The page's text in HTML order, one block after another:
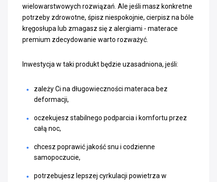
wielowarstwowych rozwiązań. Ale jeśli masz konkretne
potrzeby zdrowotne, śpisz niespokojnie, cierpisz na bóle
kręgosłupa lub zmagasz się z alergiami - materace
premium zdecydowanie warto rozważyć.
Inwestycja w taki produkt będzie uzasadniona, jeśli:
zależy Ci na długowieczności materaca bez
deformacji,
oczekujesz stabilnego podparcia i komfortu przez
całą noc,
chcesz poprawić jakość snu i codzienne
samopoczucie,
potrzebujesz lepszej cyrkulacji powietrza w